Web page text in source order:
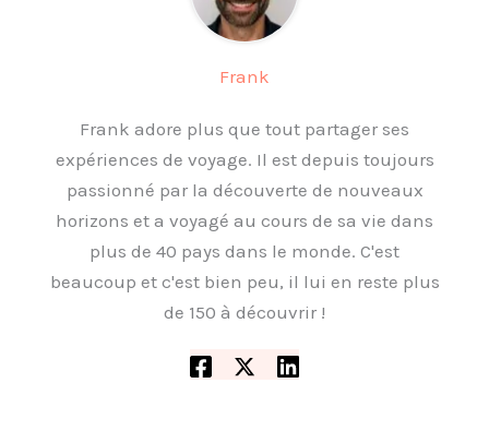
Frank
Frank adore plus que tout partager ses
expériences de voyage. Il est depuis toujours
passionné par la découverte de nouveaux
horizons et a voyagé au cours de sa vie dans
plus de 40 pays dans le monde. C'est
beaucoup et c'est bien peu, il lui en reste plus
de 150 à découvrir !